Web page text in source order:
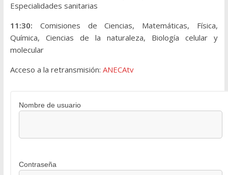
Especialidades sanitarias
11:30: Comisiones de Ciencias, Matemáticas, Física,
Química, Ciencias de la naturaleza, Biología celular y
molecular
Acceso a la retransmisión: ANECAtv
Nombre de usuario
Contraseña